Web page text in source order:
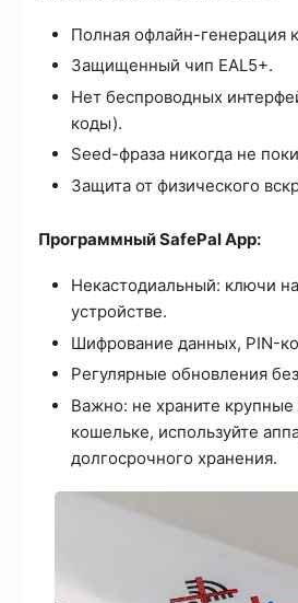
Полная офлайн-генерация
Защищенный чип EAL5+.
Нет беспроводных
коды).
Seed-фраза никогда не
Защита от физического
Программный SafePal App:
Некастодиальный: ключи
устройстве.
Шифрование данных, PIN-
Регулярные обновления
Важно: не храните
кошельке, используйте
долгосрочного хранения.